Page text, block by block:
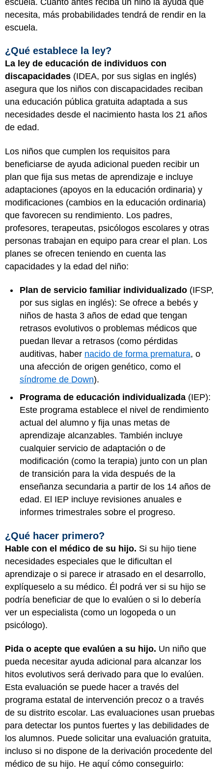
necesita, más probabilidades tendrá de rendir en la
escuela.
¿Qué establece la ley?
La ley de educación de individuos con
discapacidades (IDEA, por sus siglas en inglés)
asegura que los niños con discapacidades reciban
una educación pública gratuita adaptada a sus
necesidades desde el nacimiento hasta los 21 años
de edad.
Los niños que cumplen los requisitos para
beneficiarse de ayuda adicional pueden recibir un
plan que fija sus metas de aprendizaje e incluye
adaptaciones (apoyos en la educación ordinaria) y
modificaciones (cambios en la educación ordinaria)
que favorecen su rendimiento. Los padres,
profesores, terapeutas, psicólogos escolares y otras
personas trabajan en equipo para crear el plan. Los
planes se ofrecen teniendo en cuenta las
capacidades y la edad del niño:
Plan de servicio familiar individualizado (IFSP,
por sus siglas en inglés): Se ofrece a bebés y
niños de hasta 3 años de edad que tengan
retrasos evolutivos o problemas médicos que
puedan llevar a retrasos (como pérdidas
auditivas, haber nacido de forma prematura, o
una afección de origen genético, como el
síndrome de Down).
Programa de educación individualizada (IEP):
Este programa establece el nivel de rendimiento
actual del alumno y fija unas metas de
aprendizaje alcanzables. También incluye
cualquier servicio de adaptación o de
modificación (como la terapia) junto con un plan
de transición para la vida después de la
enseñanza secundaria a partir de los 14 años de
edad. El IEP incluye revisiones anuales e
informes trimestrales sobre el progreso.
¿Qué hacer primero?
Hable con el médico de su hijo. Si su hijo tiene
necesidades especiales que le dificultan el
aprendizaje o si parece ir atrasado en el desarrollo,
explíqueselo a su médico. Él podrá ver si su hijo se
podría beneficiar de que lo evalúen o si lo debería
ver un especialista (como un logopeda o un
psicólogo).
Pida o acepte que evalúen a su hijo. Un niño que
pueda necesitar ayuda adicional para alcanzar los
hitos evolutivos será derivado para que lo evalúen.
Esta evaluación se puede hacer a través del
programa estatal de intervención precoz o a través
de su distrito escolar. Las evaluaciones usan pruebas
para detectar los puntos fuertes y las debilidades de
los alumnos. Puede solicitar una evaluación gratuita,
incluso si no dispone de la derivación procedente del
médico de su hijo. He aquí cómo conseguirlo: